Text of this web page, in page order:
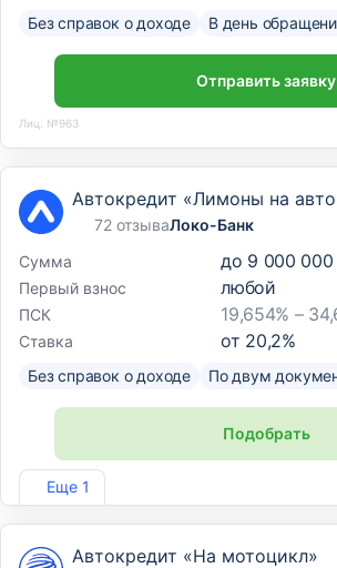
Без справок о доходе В день
Отправить заявку
Лиц. №963
Еще 1
Автокредит «Лимоны на
72 отзываЛоко-Банк
Сумма
до 9 000
Первый взнос любой
ПСК 19,654% –
Ставка от 20,2%
Без справок о доходе По двум
Подобрать
Лиц. №2707
Автокредит «На мотоцикл»